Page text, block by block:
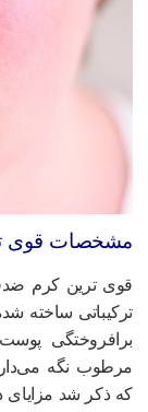
قوی‌
ترین کرم
ساخته
پوست
نگه می‌دارد.
ذکر شد مزایای